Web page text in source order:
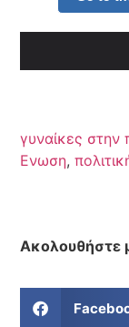
γυναίκες στην
Ενωση,
Ακολουθήστε